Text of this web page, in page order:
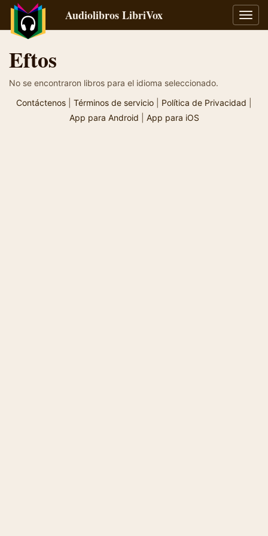
Audiolibros LibriVox
Eftos
No se encontraron libros para el idioma seleccionado.
Contáctenos
Términos de servicio Política de Privacidad
App para Android
App para iOS